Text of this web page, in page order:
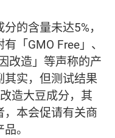
的含量未达5%，
「GMO Free」、
改造」等声称的产
其实，但测试结果
造大豆成分，其
本会促请有关商
。